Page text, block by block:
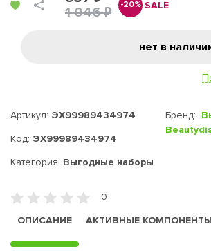
1 046 ₽
-20% SALE
нет в
Артикул: ЭХ99989434974
Код: ЭХ99989434974
Бренд:
Категория: Выгодные наборы
0
ОПИСАНИЕ
АКТИВНЫЕ КОМПОНЕНТЫ